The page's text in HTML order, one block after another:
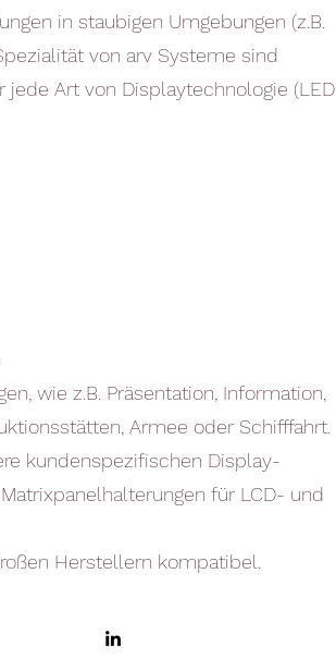
in staubigen Umgebungen (z.B.
von arv Systeme sind
Art von Displaytechnologie (LED
wie z.B. Präsentation, Information,
Armee oder Schifffahrt.
kundenspezifischen Display-
für LCD- und
Herstellern kompatibel.